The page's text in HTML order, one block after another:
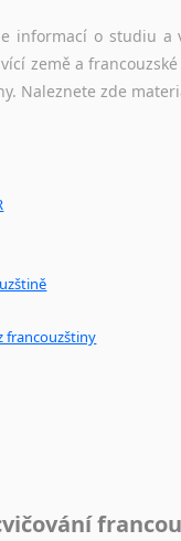
slov a slovních
informací o studiu a
země a
Naleznete zde
francouzštiny